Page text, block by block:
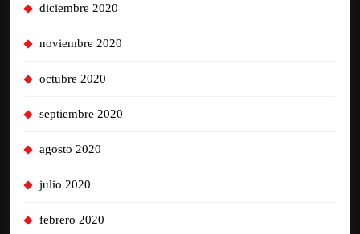
diciembre 2020
noviembre 2020
octubre 2020
septiembre 2020
agosto 2020
julio 2020
febrero 2020